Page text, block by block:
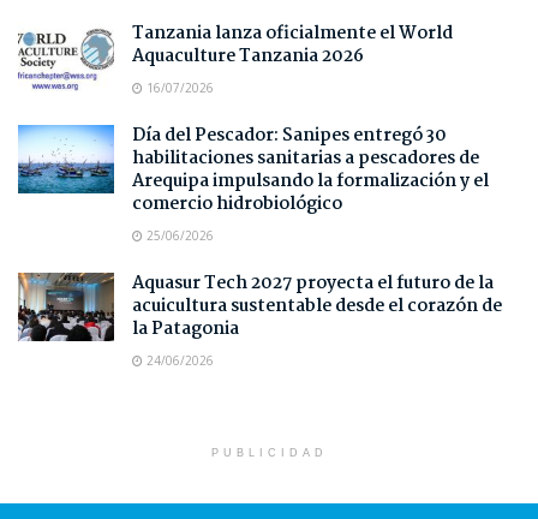
Tanzania lanza oficialmente el World
Aquaculture Tanzania 2026
16/07/2026
Día del Pescador: Sanipes entregó 30
habilitaciones sanitarias a pescadores de
Arequipa impulsando la formalización y el
comercio hidrobiológico
25/06/2026
Aquasur Tech 2027 proyecta el futuro de la
acuicultura sustentable desde el corazón de
la Patagonia
24/06/2026
PUBLICIDAD